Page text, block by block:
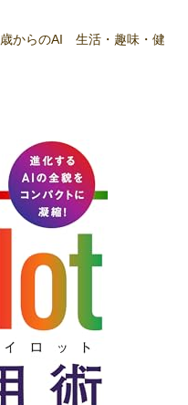
からのAI 生活・趣味・健